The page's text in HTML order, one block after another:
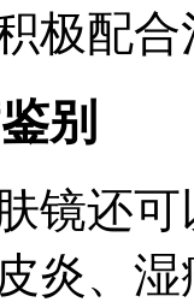
极配
别
镜还
炎、